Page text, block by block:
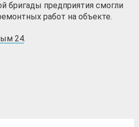
бригады предприятия смогли
работ на объекте.
24.